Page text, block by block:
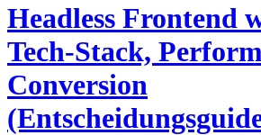
Headless Frontend
Tech-Stack,
Conversion